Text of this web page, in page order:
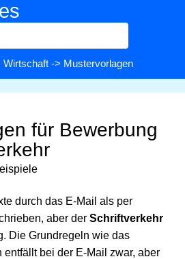
Wirtschaft -> Mustervorlagen
für Bewerbung
durch das E-Mail als per
aber der Schriftverkehr
Die Grundregeln wie das
bei der E-Mail zwar, aber